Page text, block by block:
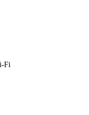
Fi